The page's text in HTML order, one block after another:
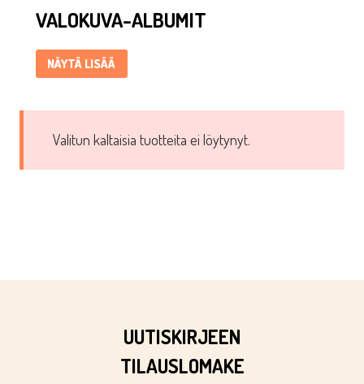
Valokuva-albumit ... Content continues. Activate the
VALOKUVA-ALBUMIT
NÄYTÄ LISÄÄ
Valitun kaltaisia tuotteita ei löytynyt.
UUTISKIRJEEN
TILAUSLOMAKE